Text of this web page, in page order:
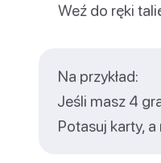
Weź do ręki
Na przykład:
Jeśli masz 4
Potasuj karty,